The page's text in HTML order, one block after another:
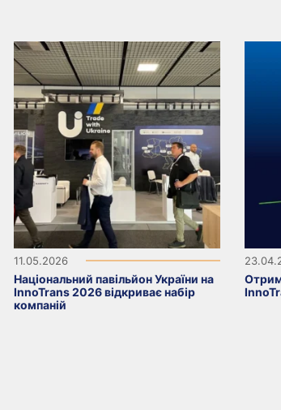
11.05.2026
Національний павільйон України на
InnoTrans 2026 відкриває набір
компаній